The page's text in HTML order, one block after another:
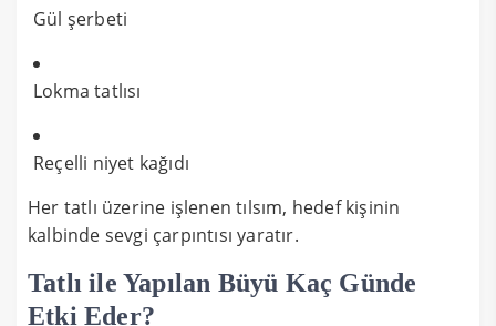
Gül şerbeti
Lokma tatlısı
Reçelli niyet kağıdı
Her tatlı üzerine işlenen tılsım, hedef kişinin
kalbinde sevgi çarpıntısı yaratır.
Tatlı ile Yapılan Büyü Kaç Günde
Etki Eder?